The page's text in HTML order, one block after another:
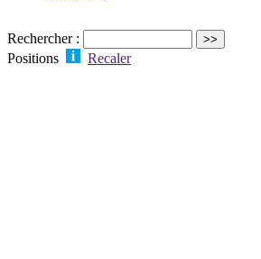
Rechercher :
Positions
Recaler